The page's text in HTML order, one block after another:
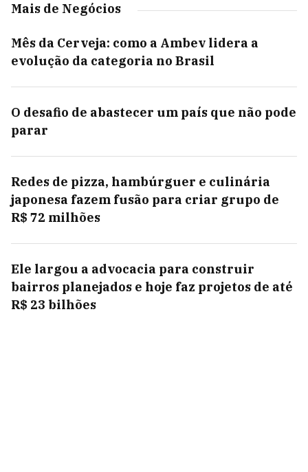
Mais de Negócios
Mês da Cerveja: como a Ambev lidera a
evolução da categoria no Brasil
O desafio de abastecer um país que não pode
parar
Redes de pizza, hambúrguer e culinária
japonesa fazem fusão para criar grupo de
R$ 72 milhões
Ele largou a advocacia para construir
bairros planejados e hoje faz projetos de até
R$ 23 bilhões